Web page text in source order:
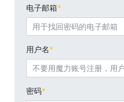
电子邮箱*
用户名*
密码*